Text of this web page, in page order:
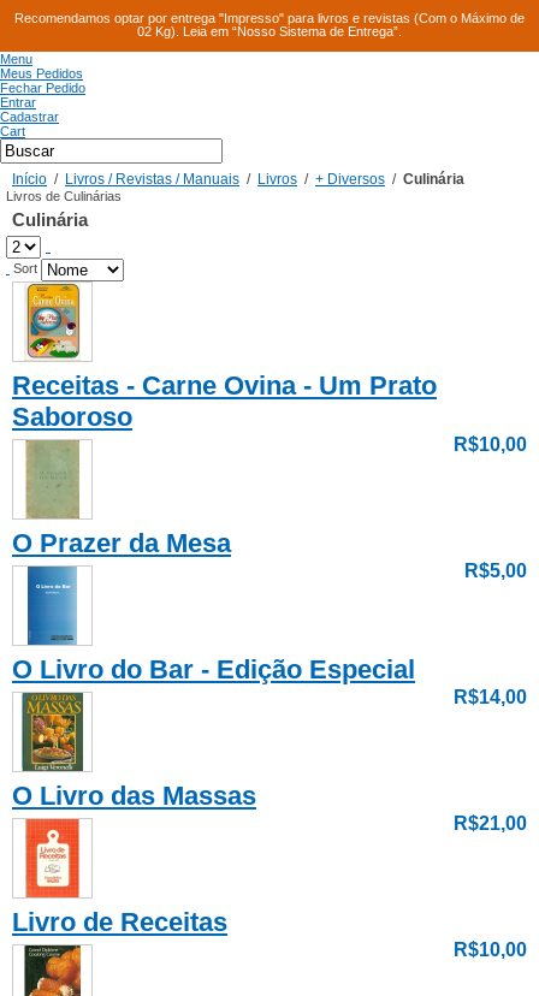
Recomendamos optar por entrega "Impresso" para livros e revistas (Com o Máximo de
02 Kg). Leia em “Nosso Sistema de Entrega”.
Menu
Meus Pedidos
Fechar Pedido
Entrar
Cadastrar
Cart
Início / Livros / Revistas / Manuais / Livros / + Diversos / Culinária
Livros de Culinárias
Culinária
Sort
Receitas - Carne Ovina - Um Prato
Saboroso
R$10,00
O Prazer da Mesa
R$5,00
O Livro do Bar - Edição Especial
R$14,00
O Livro das Massas
R$21,00
Livro de Receitas
R$10,00